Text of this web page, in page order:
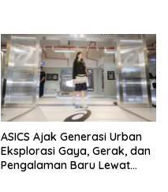
ASICS Ajak Generasi Urban
Eksplorasi Gaya, Gerak, dan
Pengalaman Baru Lewat